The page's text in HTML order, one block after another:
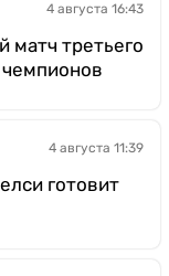
4 августа 16:43
матч третьего
4 августа 11:39
готовит